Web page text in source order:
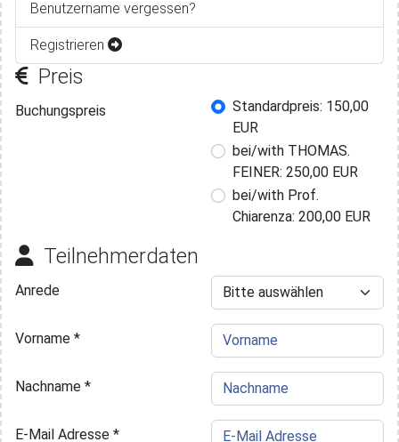
Benutzername vergessen?
Registrieren
Preis
Buchungspreis Buchungspreis
Standardpreis: 150,00
EUR
bei/with THOMAS.
FEINER: 250,00 EUR
bei/with Prof.
Chiarenza: 200,00 EUR
Teilnehmerdaten
Anrede
Vorname *
Nachname *
E-Mail Adresse *